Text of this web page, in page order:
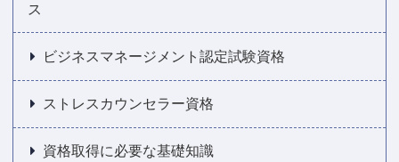
ス
ビジネスマネージメント認定試験資格
ストレスカウンセラー資格
資格取得に必要な基礎知識